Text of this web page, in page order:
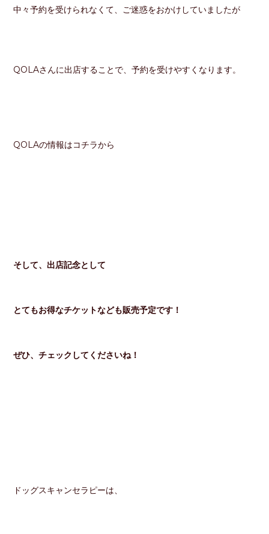
中々予約を受けられなくて、ご迷惑をおかけしていましたが
QOLAさんに出店することで、予約を受けやすくなります。
QOLAの情報はコチラから
そして、出店記念として
とてもお得なチケットなども販売予定です！
ぜひ、チェックしてくださいね！
ドッグスキャンセラピーは、